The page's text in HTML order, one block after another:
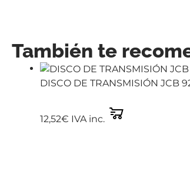
También te
DISCO DE TRANSMISIÓN JCB
12,52€ IVA inc.